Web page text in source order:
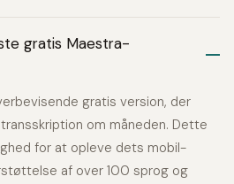
gratis Maestra-
gratis version, der
om måneden. Dette
for at opleve dets mobil-
af over 100 sprog og